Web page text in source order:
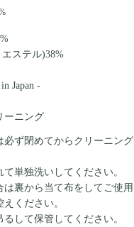
テル)38%
in Japan -
ーニング
必ず閉めてからクリーニン
単独洗いしてください。
裏から当て布をしてご使用
ください。
して保管してください。